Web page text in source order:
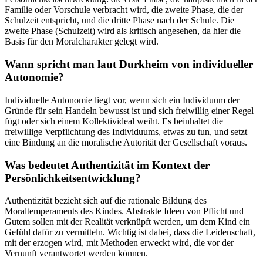
Familie oder Vorschule verbracht wird, die zweite Phase, die der
Schulzeit entspricht, und die dritte Phase nach der Schule. Die
zweite Phase (Schulzeit) wird als kritisch angesehen, da hier die
Basis für den Moralcharakter gelegt wird.
Wann spricht man laut Durkheim von individueller
Autonomie?
Individuelle Autonomie liegt vor, wenn sich ein Individuum der
Gründe für sein Handeln bewusst ist und sich freiwillig einer Regel
fügt oder sich einem Kollektivideal weiht. Es beinhaltet die
freiwillige Verpflichtung des Individuums, etwas zu tun, und setzt
eine Bindung an die moralische Autorität der Gesellschaft voraus.
Was bedeutet Authentizität im Kontext der
Persönlichkeitsentwicklung?
Authentizität bezieht sich auf die rationale Bildung des
Moraltemperaments des Kindes. Abstrakte Ideen von Pflicht und
Gutem sollen mit der Realität verknüpft werden, um dem Kind ein
Gefühl dafür zu vermitteln. Wichtig ist dabei, dass die Leidenschaft,
mit der erzogen wird, mit Methoden erweckt wird, die vor der
Vernunft verantwortet werden können.